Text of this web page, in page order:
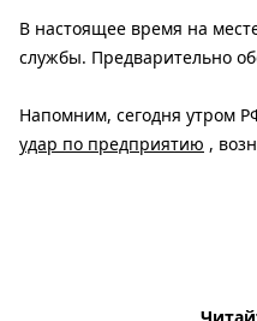
В настоящее время на
службы. Предварительно
Напомним, сегодня утром
удар по предприятию ,